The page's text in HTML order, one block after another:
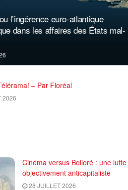
l’ingérence euro-atlantique
dans les affaires des États mal-
– Par Floréal
2026
Cinéma versus Bolloré : une lutte
objectivement anticapitaliste
28 JUILLET 2026